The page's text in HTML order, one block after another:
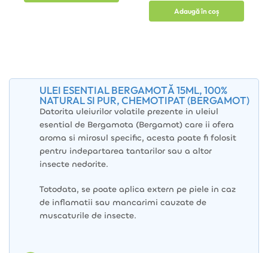
Adaugă în coș
ULEI ESENTIAL BERGAMOTĂ 15ML, 100%
NATURAL SI PUR, CHEMOTIPAT (BERGAMOT)
Datorita uleiurilor volatile prezente in uleiul
esential de Bergamota (Bergamot) care ii ofera
aroma si mirosul specific, acesta poate fi folosit
pentru indepartarea tantarilor sau a altor
insecte nedorite.
Totodata, se poate aplica extern pe piele in caz
de inflamatii sau mancarimi cauzate de
muscaturile de insecte.